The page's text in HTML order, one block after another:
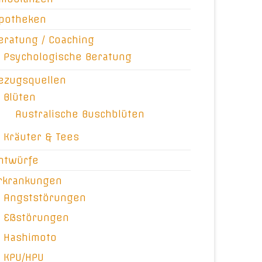
/ Coaching
Psychologische Beratung
Blüten
Australische Buschblüten
Kräuter & Tees
Angststörungen
Eßstörungen
Hashimoto
KPU/HPU